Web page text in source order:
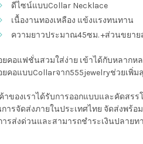
ดีไซน์แบบCollar Necklace
เนื้องานทองเหลือง แข้งแรงทนทาน
ความยาวประมาณ45ซม. +ส่วนขยา
ยคอแฟชั่นสวมใส่ง่าย เข้าได้กับหลากห
ยคอแบบCollarจาก555jewelryช่วยเพิ่ม
าของเราได้รับการออกแบบและคัดสรร
การจัดส่งภายในประเทศไทย จัดส่งพร้
ารส่งด่วนและสามารถชำระเงินปลายท